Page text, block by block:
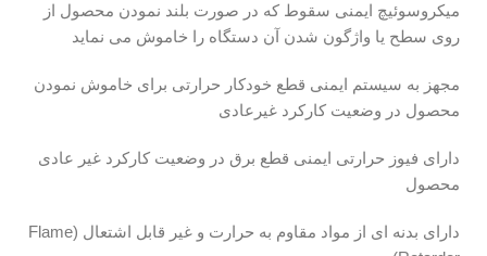
میکروسوئیچ ایمنی سقوط که در صورت بلند نمودن محصول از
روی سطح یا واژگون شدن آن دستگاه را خاموش می نماید
مجهز به سیستم ایمنی قطع خودکار حرارتی برای خاموش نمودن
محصول در وضعیت کارکرد غیرعادی
دارای فیوز حرارتی ایمنی قطع برق در وضعیت کارکرد غیر عادی
محصول
دارای بدنه ای از مواد مقاوم به حرارت و غیر قابل اشتعال (Flame